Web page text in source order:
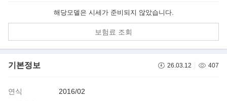
해당모델은 시세가 준비되지 않았습니다.
보험료 조회
기본정보 26.03.12 407
연식
2016/02